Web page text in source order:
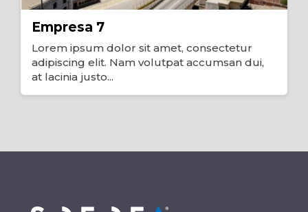
Empresa 7
Lorem ipsum dolor sit amet, consectetur
adipiscing elit. Nam volutpat accumsan dui,
at lacinia justo...